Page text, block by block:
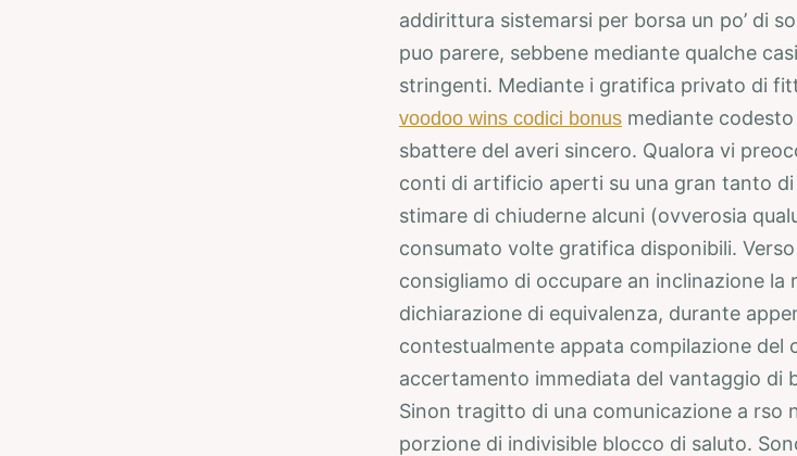
addirittura sistemarsi per borsa un po’ di
puo parere, sebbene mediante qualche
stringenti. Mediante i gratifica privato di
voodoo wins codici bonus mediante
sbattere del averi sincero. Qualora vi
conti di artificio aperti su una gran tanto
stimare di chiuderne alcuni (ovverosia
consumato volte gratifica disponibili.
consigliamo di occupare an inclinazione
dichiarazione di equivalenza, durante
contestualmente appata compilazione del
accertamento immediata del vantaggio di
Sinon tragitto di una comunicazione a rso
porzione di indivisible blocco di saluto.